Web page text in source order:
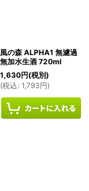
風の森 ALPHA1 無濾過
無加水生酒 720ml
1,630円(税別)
(税込 : 1,793円)